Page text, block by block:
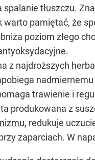
tłuszczu.
warto pamiętać, że
poziom złego
z najdroższych
trawienie i
produkowana z
, redukuje
zaparciach. W